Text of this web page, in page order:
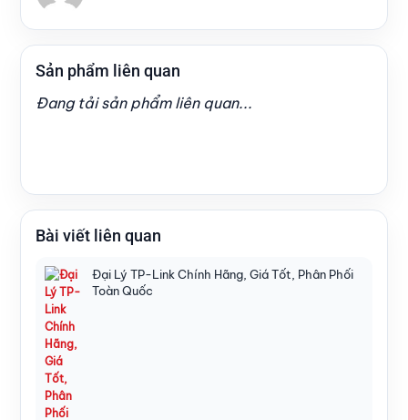
Sản phẩm liên quan
Đang tải sản phẩm liên quan...
Bài viết liên quan
Đại Lý TP-Link Chính Hãng, Giá Tốt, Phân Phối
Toàn Quốc